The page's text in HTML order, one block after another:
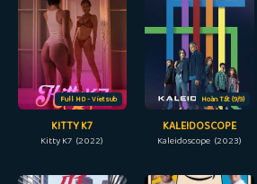
Full HD - Vietsub
KITTY K7
Kitty K7 (2022)
Hoàn Tất (9/9)
KALEIDOSCOPE
Kaleidoscope (2023)